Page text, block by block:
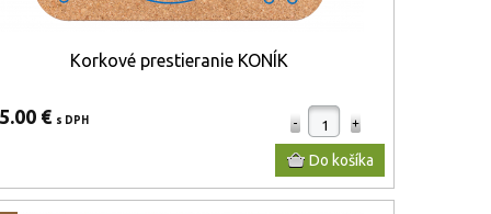
Korkové prestieranie KONÍK
€ s DPH